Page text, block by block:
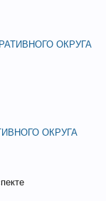
ОКРУГА
ОКРУГА